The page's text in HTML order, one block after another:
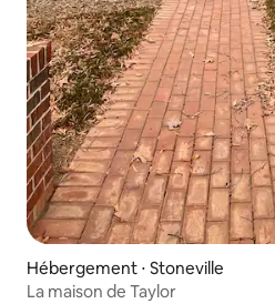
Hébergement ⋅ Stoneville
La maison de Taylor